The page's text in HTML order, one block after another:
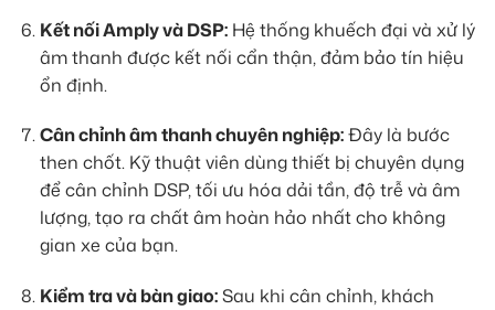
Kết nối Amply và DSP:Hệ thống khuếch đại và xử lý
âm thanh được kết nối cẩn thận, đảm bảo tín hiệu
ổn định.
Cân chỉnh âm thanh chuyên nghiệp:Đây là bước
then chốt. Kỹ thuật viên dùng thiết bị chuyên dụng
để cân chỉnh DSP, tối ưu hóa dải tần, độ trễ và âm
lượng, tạo ra chất âm hoàn hảo nhất cho không
gian xe của bạn.
Kiểm tra và bàn giao:Sau khi cân chỉnh, khách